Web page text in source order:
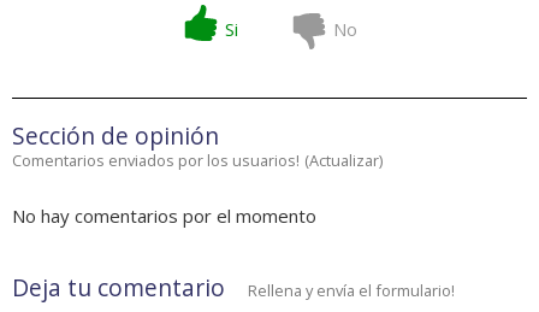
Si No
Sección de opinión
Comentarios enviados por los usuarios! (Actualizar)
No hay comentarios por el momento
Deja tu comentario Rellena y envía el formulario!